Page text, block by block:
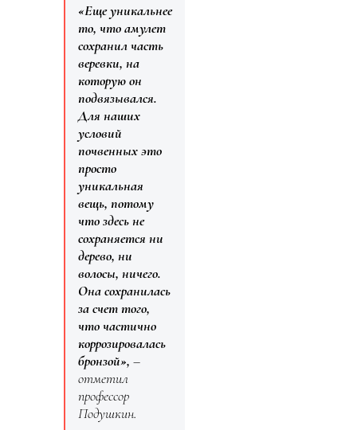
«Еще уникальнее
то, что амулет
сохранил часть
веревки, на
которую он
подвязывался.
Для наших
условий
почвенных это
просто
уникальная
вещь, потому
что здесь не
сохраняется ни
дерево, ни
волосы, ничего.
Она сохранилась
за счет того,
что частично
коррозировалась
бронзой», –
отметил
профессор
Подушкин.